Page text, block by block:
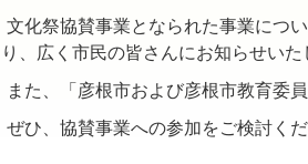
文化祭協賛事業となられた事業につ
り、広く市民の皆さんにお知らせいた
また、「彦根市および彦根市教育委
ぜひ、協賛事業への参加をご検討くだ